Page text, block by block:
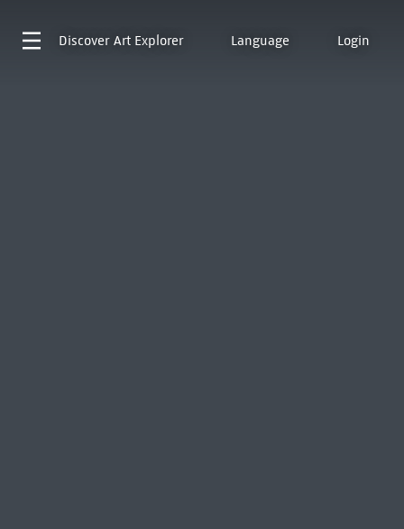
Discover Art Explorer Language Login